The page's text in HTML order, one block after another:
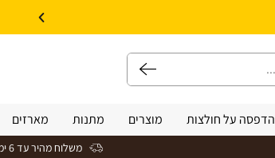
הדפסה על חולצות מוצרים מתנות מארזים
משלוח מהיר עד 6 ימי עסקים לכל הארץ